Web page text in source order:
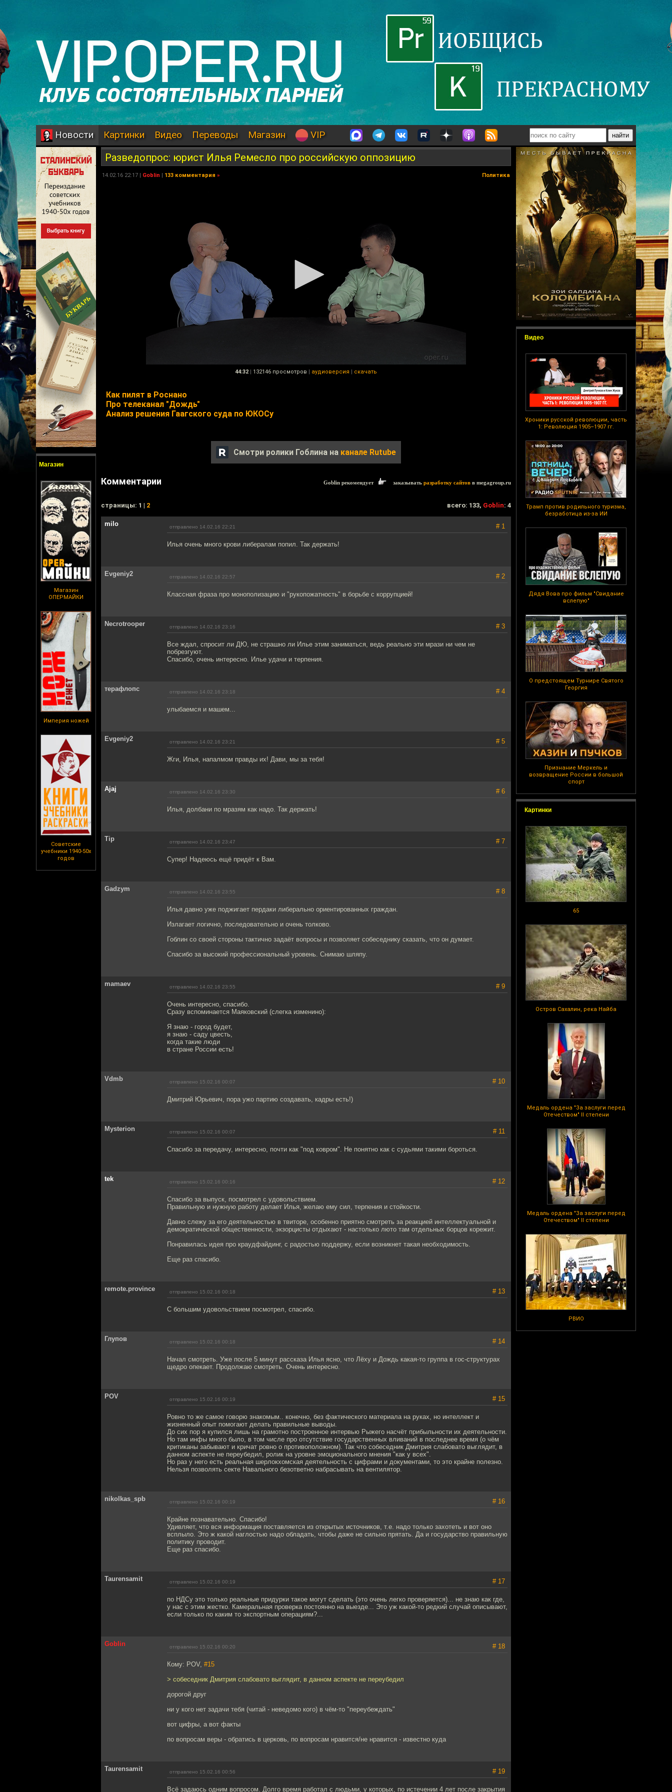
Новости Картинки Видео Переводы Магазин VIP
Магазин
Магазин
ОПЕРМАЙКИ
Империя ножей
Советские
учебники 1940-50х
годов
Видео
Хроники русской революции, часть
1: Революция 1905–1907 гг.
Трамп против родильного туризма,
безработица из-за ИИ
Дядя Вова про фильм "Свидание
вслепую"
О предстоящем Турнире Святого
Георгия
Признание Меркель и
возвращение России в большой
спорт
Картинки
65
Остров Сахалин, река Найба
Медаль ордена "За заслуги перед
Отечеством" II степени
Медаль ордена "За заслуги перед
Отечеством" II степени
РВИО
Разведопрос: юрист Илья Ремесло про российскую оппозицию
14.02.16 22:17 | Goblin | 133 комментария » Политика
44:32 | 132146 просмотров | аудиоверсия | скачать
Как пилят в Роснано
Про телеканал "Дождь"
Анализ решения Гаагского суда по ЮКОСу
Смотри ролики Гоблина на канале Rutube
Комментарии Goblin рекомендует заказывать разработку сайтов в megagroup.ru
cтраницы: 1 | 2 всего: 133, Goblin: 4
milo отправлено 14.02.16 22:21 # 1
Илья очень много крови либералам попил. Так держать!
Evgeniy2 отправлено 14.02.16 22:57 # 2
Классная фраза про монополизацию и "рукопожатность" в борьбе с коррупцией!
Necrotrooper отправлено 14.02.16 23:16 # 3
Все ждал, спросит ли ДЮ, не страшно ли Илье этим заниматься, ведь реально эти мрази ни чем не
побрезгуют.
Спасибо, очень интересно. Илье удачи и терпения.
терафлопс отправлено 14.02.16 23:18 # 4
улыбаемся и машем...
Evgeniy2 отправлено 14.02.16 23:21 # 5
Жги, Илья, напалмом правды их! Дави, мы за тебя!
Ajaj отправлено 14.02.16 23:30 # 6
Илья, долбани по мразям как надо. Так держать!
Tip отправлено 14.02.16 23:47 # 7
Супер! Надеюсь ещё придёт к Вам.
Gadzym отправлено 14.02.16 23:55 # 8
Илья давно уже поджигает пердаки либерально ориентированных граждан.
Излагает логично, последовательно и очень толково.
Гоблин со своей стороны тактично задаёт вопросы и позволяет собеседнику сказать, что он думает.
Спасибо за высокий профессиональный уровень. Снимаю шляпу.
mamaev отправлено 14.02.16 23:55 # 9
Очень интересно, спасибо.
Сразу вспоминается Маяковский (слегка изменино):
Я знаю - город будет,
я знаю - саду цвесть,
когда такие люди
в стране России есть!
Vdmb отправлено 15.02.16 00:07 # 10
Дмитрий Юрьевич, пора ужо партию создавать, кадры есть!)
Mysterion отправлено 15.02.16 00:07 # 11
Спасибо за передачу, интересно, почти как "под ковром". Не понятно как с судьями такими бороться.
tek отправлено 15.02.16 00:16 # 12
Спасибо за выпуск, посмотрел с удовольствием.
Правильную и нужную работу делает Илья, желаю ему сил, терпения и стойкости.
Давно слежу за его деятельностью в твиторе, особенно приятно смотреть за реакцией интеллектуальной и
демократической общественности, экзорцисты отдыхают - настолько люто там отдельных борцов корежит.
Понравилась идея про краудфайдинг, с радостью поддержу, если возникнет такая необходимость.
Еще раз спасибо.
remote.province отправлено 15.02.16 00:18 # 13
С большим удовольствием посмотрел, спасибо.
Глупов отправлено 15.02.16 00:18 # 14
Начал смотреть. Уже после 5 минут рассказа Илья ясно, что Лёху и Дождь какая-то группа в гос-структурах
щедро опекает. Продолжаю смотреть. Очень интересно.
POV отправлено 15.02.16 00:19 # 15
Ровно то же самое говорю знакомым.. конечно, без фактического материала на руках, но интеллект и
жизненный опыт помогают делать правильные выводы.
До сих пор я купился лишь на грамотно построенное интервью Рыжего насчёт прибыльности их деятельности.
Но там инфы много было, в том числе про отсутствие государственных вливаний в последнее время (о чём
критиканы забывают и кричат ровно о противоположном). Так что собеседник Дмитрия слабовато выглядит, в
данном аспекте не переубедил, ролик на уровне эмоционального мнения "как у всех".
Но раз у него есть реальная шерлокхомская деятельность с цифрами и документами, то это крайне полезно.
Нельзя позволять секте Навального безответно набрасывать на вентилятор.
nikolkas_spb отправлено 15.02.16 00:19 # 16
Крайне познавательно. Спасибо!
Удивляет, что вся информация поставляется из открытых источников, т.е. надо только захотеть и вот оно
всплыло. Это ж какой наглостью надо обладать, чтобы даже не сильно прятать. Да и государство правильную
политику проводит.
Еще раз спасибо.
Taurensamit отправлено 15.02.16 00:19 # 17
по НДСу это только реальные придурки такое могут сделать (это очень легко проверяется)... не знаю как где,
у нас с этим жестко. Камеральная проверка постоянно на выезде... Это уж какой-то редкий случай описывают,
если только по каким то экспортным операциям?...
Goblin отправлено 15.02.16 00:20 # 18
Кому: POV, #15
> собеседник Дмитрия слабовато выглядит, в данном аспекте не переубедил
дорогой друг
ни у кого нет задачи тебя (читай - неведомо кого) в чём-то "переубеждать"
вот цифры, а вот факты
по вопросам веры - обратись в церковь, по вопросам нравится/не нравится - известно куда
Taurensamit отправлено 15.02.16 00:56 # 19
Всё задаюсь одним вопросом. Долго время работал с людьми, у которых, по истечении 4 лет после закрытия